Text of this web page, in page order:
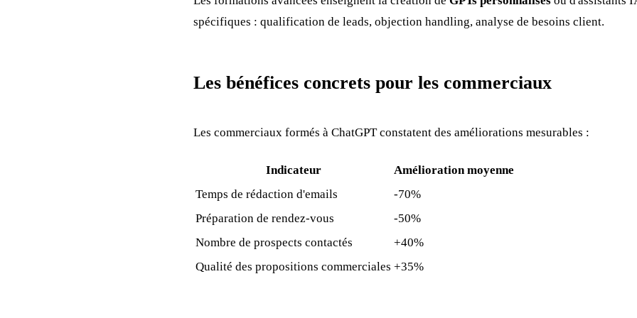
spécifiques : qualification de leads, objection handling, analyse de besoins client.
Les bénéfices concrets pour les commerciaux
Les commerciaux formés à ChatGPT constatent des améliorations mesurables :
Indicateur
Amélioration moyenne
Temps de rédaction d'emails
-70%
Préparation de rendez-vous
-50%
Nombre de prospects contactés
+40%
Qualité des propositions commerciales +35%